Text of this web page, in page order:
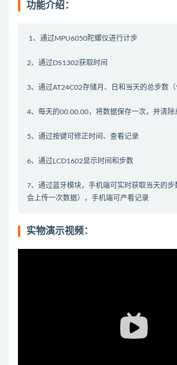
功能介绍：
1、通过MPU6050陀螺仪进行计步
2、通过DS1302获取时间
3、通过AT24C02存储月、日和当天的总步数（
4、每天的00.00.00，将数据保存一次，并清除
5、通过按键可修正时间、查看记录
6、通过LCD1602显示时间和步数
7、通过蓝牙模块，手机端可实时获取当天的步
会上传一次数据），手机端可产看记录
实物演示视频：